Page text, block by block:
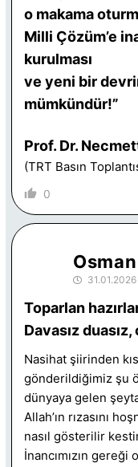
o makama
Milli Çözüm’e
kurulması
ve yeni bir
mümkündür!”
Prof. Dr.
(TRT Basın
0
Toparlan
Davasız
Nasihat şiirinden
gönderildiğimiz şu
dünyaya gelen
Allah’ın rızasını
nasıl gösterilir
İnancımızın gereği